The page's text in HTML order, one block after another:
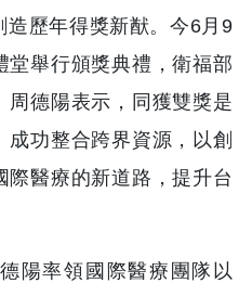
造歷年得獎新猷。今6月9
堂舉行頒獎典禮，衛福部
周德陽表示，同獲雙獎是
功整合跨界資源，以創
際醫療的新道路，提升台
率領國際醫療團隊以